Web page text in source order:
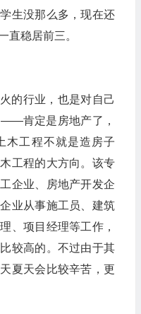
生没那么多，现在还
直稳居前三。
的行业，也是对自己
肯定是房地产了，
木工程不就是造房子
工程的大方向。该专
企业、房地产开发企
业从事施工员、建筑
、项目经理等工作，
较高的。不过由于其
夏天会比较辛苦，更